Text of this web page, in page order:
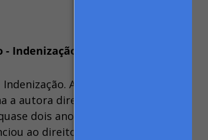
Indenização
A reclamante ajuizou a
a autora direito ao emprego (art. 118
dois anos para ajuizar a presente
ao direito postulado, sendo